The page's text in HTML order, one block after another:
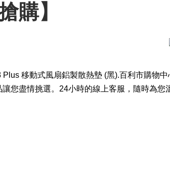
購】
Plus 移動式風扇鋁製散熱墊 (黑).百利市購物
您盡情挑選。24小時的線上客服，隨時為您